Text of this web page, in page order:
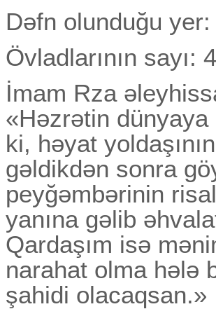
Dəfn olunduğu
Övladlarının sayı:
İmam Rza
«Həzrətin
ki, həyat
gəldikdən sonra
peyğəmbərinin
yanına gəlib
Qardaşım isə
narahat olma hələ
şahidi olacaqsan.»